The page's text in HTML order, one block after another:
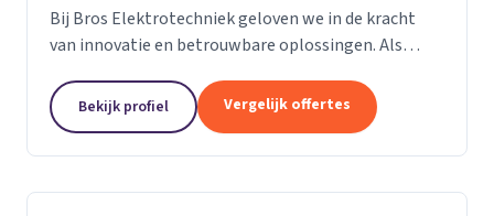
Bij Bros Elektrotechniek geloven we in de kracht
van innovatie en betrouwbare oplossingen. Als
we al meer dan 25 jaar hoogwaardige diensten aan
onze...
Bekijk profiel Vergelijk offertes